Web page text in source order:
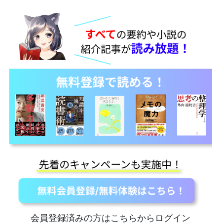
会員登録済みの方はこちらからログイン